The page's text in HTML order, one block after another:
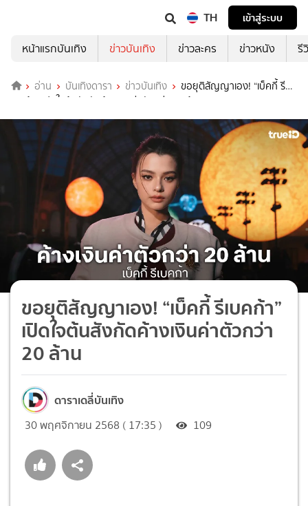
TH
เข้าสู่ระบบ
หน้าแรกบันเทิง
ข่าวบันเทิง ข่าวละคร ข่าวหนัง รี
อ่าน บันเทิงดารา ข่าวบันเทิง
ขอยุติสัญญาเอง! “เบ็คกี้ รี
เบคก้า” เปิดใจต้นสังกัดค้างเงินค่าตัวกว่า 20 ล้าน
ขอยุติสัญญาเอง! “เบ็คกี้ รีเบคก้า”
เปิดใจต้นสังกัดค้างเงินค่าตัวกว่า
20 ล้าน
ดาราเดลี่บันเทิง
30 พฤศจิกายน 2568 ( 17:35 ) 109